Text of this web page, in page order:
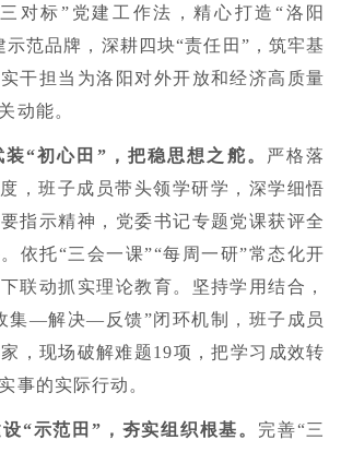
对标”党建工作法，精心打造“洛阳
示范品牌，深耕四块“责任田”，筑牢基
干担当为洛阳对外开放和经济高质量
动能。
“初心田”，把稳思想之舵。 严格落
，班子成员带头领学研学，深学细悟
指示精神，党委书记专题党课获评全
依托“三会一课”“每周一研”常态化开
联动抓实理论教育。坚持学用结合，
集—解决—反馈”闭环机制，班子成员
，现场破解难题19项，把学习成效转
事的实际行动。
“示范田”，夯实组织根基。 完善“三